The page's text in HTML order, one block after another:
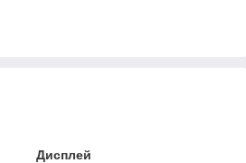
Дисплей